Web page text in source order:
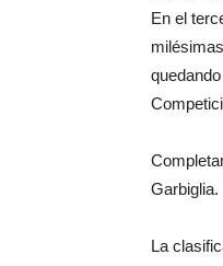
En el
Garbiglia.
La